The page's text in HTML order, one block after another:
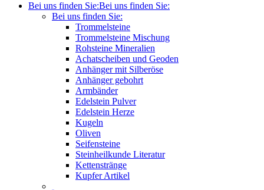
Bei uns finden Sie:Bei uns finden Sie:
Bei uns finden Sie:
Trommelsteine
Trommelsteine Mischung
Rohsteine Mineralien
Achatscheiben und Geoden
Anhänger mit Silberöse
Anhänger gebohrt
Armbänder
Edelstein Pulver
Edelstein Herze
Kugeln
Oliven
Seifensteine
Steinheilkunde Literatur
Kettenstränge
Kupfer Artikel